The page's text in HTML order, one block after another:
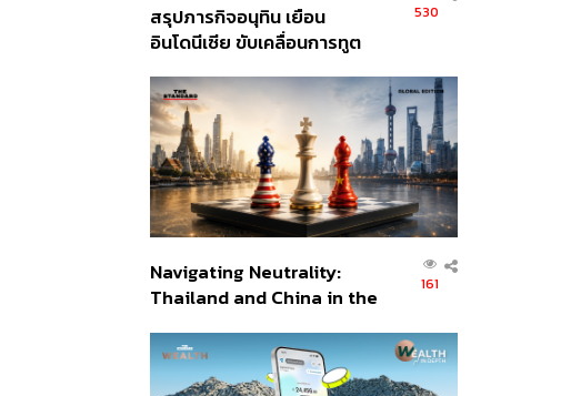
สรุปภารกิจอนุทิน เยือน
อินโดนีเซีย ขับเคลื่อนการทูต
ส่วนยุทธศาสตร์ไทย –
อินโดนีเซีย
530
Navigating Neutrality:
Thailand and China in the
Order
161